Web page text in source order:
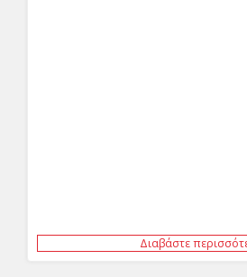
Διαβάστε